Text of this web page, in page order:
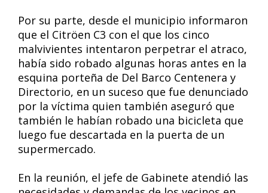
Por su parte, desde el municipio informaron
que el Citröen C3 con el que los cinco
malvivientes intentaron perpetrar el atraco,
había sido robado algunas horas antes en la
esquina porteña de Del Barco Centenera y
Directorio, en un suceso que fue denunciado
por la víctima quien también aseguró que
también le habían robado una bicicleta que
luego fue descartada en la puerta de un
supermercado.
En la reunión, el jefe de Gabinete atendió las